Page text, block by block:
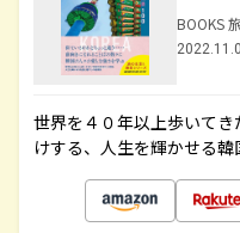
BOOKS
世界を４０年以上歩いて
けする、人生を輝かせる